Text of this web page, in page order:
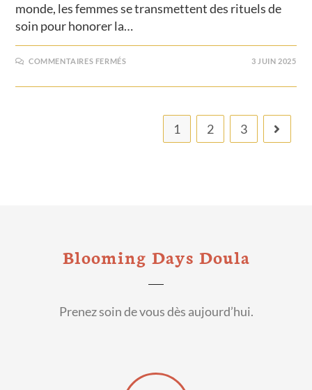
monde, les femmes se transmettent des rituels de
soin pour honorer la…
COMMENTAIRES FERMÉS 3 JUIN 2025
1 2 3
Blooming Days Doula
Prenez soin de vous dès aujourd’hui.